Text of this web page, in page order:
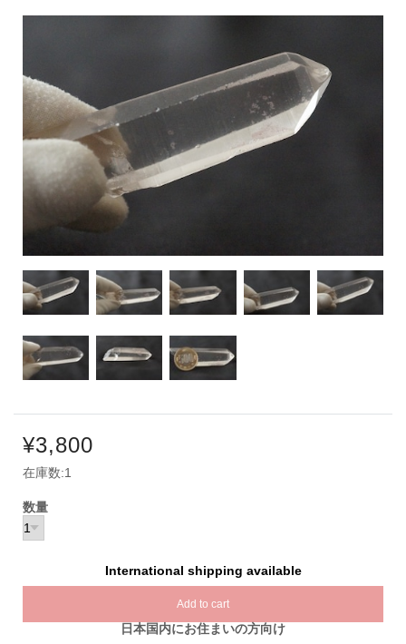
¥3,800
在庫数:1
数量
International shipping available
Add to cart
日本国内にお住まいの方向け